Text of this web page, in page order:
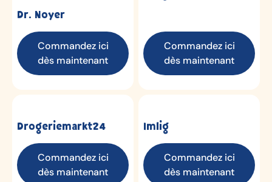
Dr. Noyer
Commandez ici
dès maintenant
Commandez ici
dès maintenant
Drogeriemarkt24
Commandez ici
dès maintenant
Imlig
Commandez ici
dès maintenant